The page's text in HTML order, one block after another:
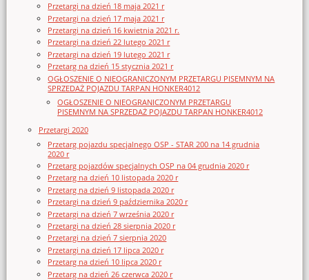
Przetargi na dzień 18 maja 2021 r
Przetargi na dzień 17 maja 2021 r
Przetargi na dzień 16 kwietnia 2021 r.
Przetargi na dzień 22 lutego 2021 r
Przetargi na dzień 19 lutego 2021 r
Przetarg na dzień 15 stycznia 2021 r
OGŁOSZENIE O NIEOGRANICZONYM PRZETARGU PISEMNYM NA
SPRZEDAŻ POJAZDU TARPAN HONKER4012
OGŁOSZENIE O NIEOGRANICZONYM PRZETARGU
PISEMNYM NA SPRZEDAŻ POJAZDU TARPAN HONKER4012
Przetargi 2020
Przetarg pojazdu specjalnego OSP - STAR 200 na 14 grudnia
2020 r
Przetarg pojazdów specjalnych OSP na 04 grudnia 2020 r
Przetarg na dzień 10 listopada 2020 r
Przetarg na dzień 9 listopada 2020 r
Przetargi na dzień 9 października 2020 r
Przetargi na dzień 7 września 2020 r
Przetargi na dzień 28 sierpnia 2020 r
Przetargi na dzień 7 sierpnia 2020
Przetargi na dzień 17 lipca 2020 r
Przetarg na dzień 10 lipca 2020 r
Przetarg na dzień 26 czerwca 2020 r